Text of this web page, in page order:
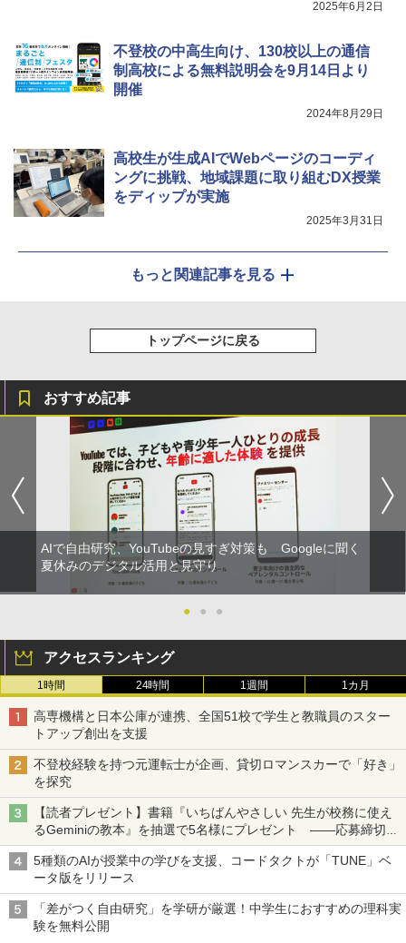
2025年6月2日
不登校の中高生向け、130校以上の通信
制高校による無料説明会を9月14日より
開催
2024年8月29日
高校生が生成AIでWebページのコーディ
ングに挑戦、地域課題に取り組むDX授業
をディップが実施
2025年3月31日
もっと関連記事を見る
トップページに戻る
おすすめ記事
AIで自由研究、YouTubeの見すぎ対策も Googleに聞く
夏休みのデジタル活用と見守り
● ● ●
アクセスランキング
1時間 24時間 1週間 1カ月
高専機構と日本公庫が連携、全国51校で学生と教職員のスター
トアップ創出を支援
不登校経験を持つ元運転士が企画、貸切ロマンスカーで「好き」
を探究
【読者プレゼント】書籍『いちばんやさしい 先生が校務に使え
るGeminiの教本』を抽選で5名様にプレゼント ――応募締切は
2026年8月12日（水）まで
5種類のAIが授業中の学びを支援、コードタクトが「TUNE」ベ
ータ版をリリース
「差がつく自由研究」を学研が厳選！中学生におすすめの理科実
験を無料公開